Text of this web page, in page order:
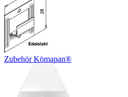
Zubehör Kömapan®